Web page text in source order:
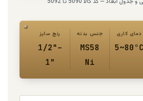
دمای کاری
5~80°C
جنس بدنه
MS58
Ni
رنج سایز
1/2"–
1"